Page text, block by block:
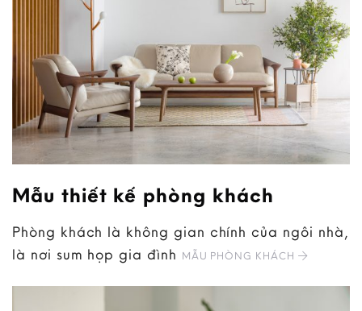
Mẫu thiết kế phòng khách
Phòng khách là không gian chính của ngôi nhà,
là nơi sum họp gia đình MẪU PHÒNG KHÁCH